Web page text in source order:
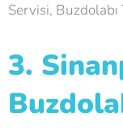
Servisi, Buzdolabı
3.